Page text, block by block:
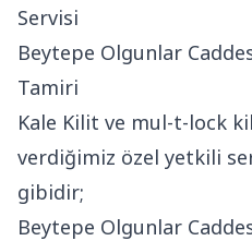
Servisi
Beytepe Olgunlar
Tamiri
Kale Kilit ve mul-t-lock
verdiğimiz özel yetkili
gibidir;
Beytepe Olgunlar